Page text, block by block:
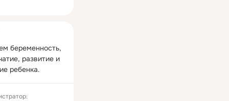
беременность,
развитие и
ребенка.